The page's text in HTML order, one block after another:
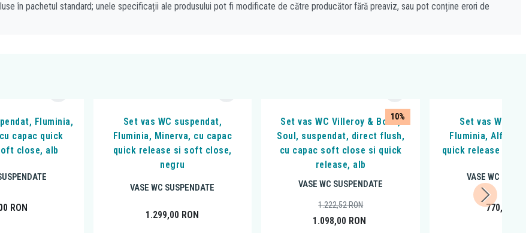
în pachetul standard; unele specificații ale produsului pot fi modificate de către producător fără preaviz, sau pot conține erori de
Fluminia,
capac quick
close, alb
RON
Set vas WC suspendat,
Fluminia, Minerva, cu capac
quick release si soft close,
negru
VASE WC SUSPENDATE
1.299,00 RON
10%
Set vas WC Villeroy & Boch,
Soul, suspendat, direct flush,
cu capac soft close si quick
release, alb
VASE WC SUSPENDATE
1.098,00 RON
1.222,52RON
Set vas WC
Fluminia, Alfonzo,
quick release si
VASE WC
770,00